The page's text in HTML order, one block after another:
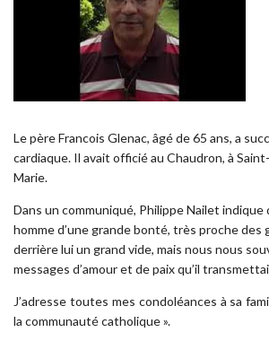
Le père Francois Glenac, âgé de 65 ans, a
cardiaque. Il avait officié au Chaudron, à
Marie.
Dans un communiqué, Philippe Nailet indique
homme d’une grande bonté, très proche des
derrière lui un grand vide, mais nous nous
messages d’amour et de paix qu’il
J’adresse toutes mes condoléances à sa
la communauté catholique ».